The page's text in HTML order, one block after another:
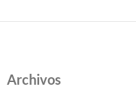
Archivos